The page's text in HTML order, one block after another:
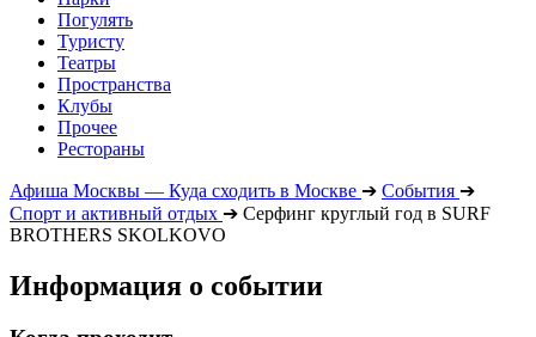
Погулять
Туристу
Театры
Пространства
Клубы
Прочее
Рестораны
Афиша Москвы — Куда сходить в Москве ➔ События ➔
Спорт и активный отдых ➔ Серфинг круглый год в SURF
BROTHERS SKOLKOVO
Информация о событии